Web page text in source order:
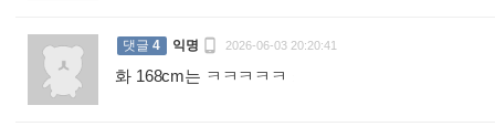
댓글 4 익명  2026-06-03 20:20:41
화 168cm는 ㅋㅋㅋㅋㅋ